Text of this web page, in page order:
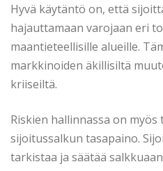
Hyvä käytäntö on, että
hajauttamaan varojaan eri
maantieteellisille alueille.
markkinoiden äkillisiltä
kriiseiltä.
Riskien hallinnassa on myös
sijoitussalkun tasapaino.
tarkistaa ja säätää